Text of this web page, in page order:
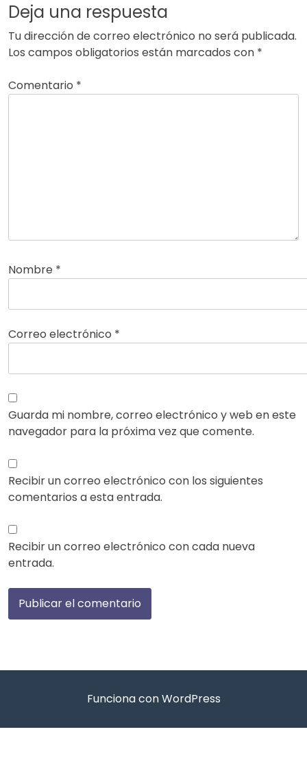
Deja una respuesta
Tu dirección de correo electrónico no será publicada.
Los campos obligatorios están marcados con *
Comentario *
Nombre *
Correo electrónico *
Guarda mi nombre, correo electrónico y web en este
navegador para la próxima vez que comente.
Recibir un correo electrónico con los siguientes
comentarios a esta entrada.
Recibir un correo electrónico con cada nueva
entrada.
Funciona con WordPress